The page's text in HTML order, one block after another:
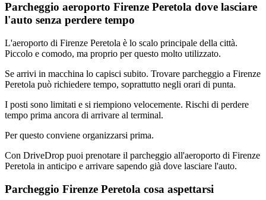
Parcheggio aeroporto Firenze Peretola dove lasciare
l'auto senza perdere tempo
L'aeroporto di Firenze Peretola è lo scalo principale della città.
Piccolo e comodo, ma proprio per questo molto utilizzato.
Se arrivi in macchina lo capisci subito. Trovare parcheggio a Firenze
Peretola può richiedere tempo, soprattutto negli orari di punta.
I posti sono limitati e si riempiono velocemente. Rischi di perdere
tempo prima ancora di arrivare al terminal.
Per questo conviene organizzarsi prima.
Con DriveDrop puoi prenotare il parcheggio all'aeroporto di Firenze
Peretola in anticipo e arrivare sapendo già dove lasciare l'auto.
Parcheggio Firenze Peretola cosa aspettarsi